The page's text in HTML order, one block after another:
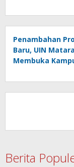
Penambahan
Baru, UIN
Membuka
Berita